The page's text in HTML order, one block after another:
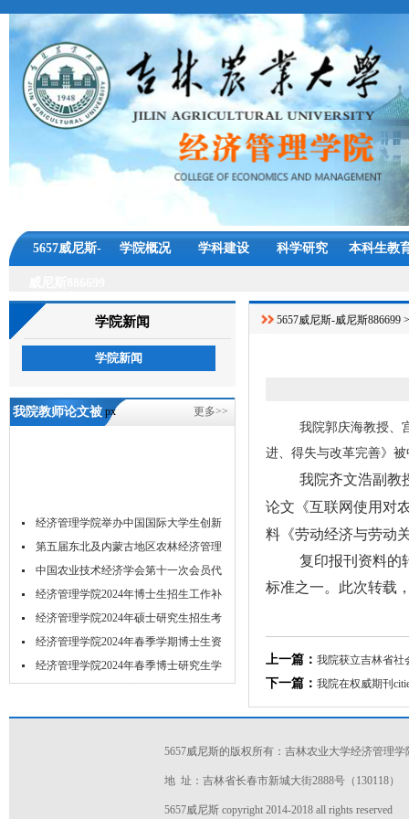
5657威尼斯- 学院概况 学科建设 科学研究 本科生教
学院新闻
学院新闻
px
我院教师论文被 更多>>
经济管理学院举办中国国际大学生创新
大...
第五届东北及内蒙古地区农林经济管理
学...
中国农业技术经济学会第十一次会员代
表...
经济管理学院2024年博士生招生工作补
充...
经济管理学院2024年硕士研究生招生考
试...
经济管理学院2024年春季学期博士生资
格...
经济管理学院2024年春季博士研究生学
5657威尼斯-威尼斯886699
我院郭庆海教授、
进、得失与改革完善》
我院齐文浩副教
论文《互联网使用对
料 《劳动经济与劳动
复印报刊资料的
标准之一。此次转载
上一篇： 我院获立吉林省社
下一篇： 我院在权威期刊
5657威尼斯的版权所有：吉林农业大学经济管理学
地 址：吉林省长春市新城大街2888号（130118）
5657威尼斯 copyright 2014-2018 all rights reserved